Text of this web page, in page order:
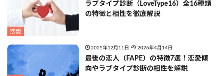
恋愛
ラブタイプ診断（LoveType16）全16種類
の特徴と相性を徹底解説
2025年12月11日 2026年4月14日
最後の恋人（FAPE）の特徴7選！恋愛傾
向やラブタイプ診断の相性を解説